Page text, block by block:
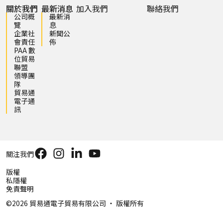
關於我們
公司概
覽
企業社
會責任
PAA 數
位貿易
聯盟
領導團
隊
貿易通
電子通
訊
最新消息
最新消
息
新聞公
佈
加入我們 聯絡我們
©2026 貿易通電子貿易有限公司 ‧ 版權所有
版權
私隱權
免責聲明
關注我們